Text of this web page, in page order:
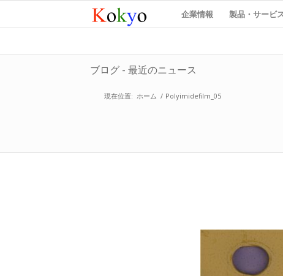
企業情報 製品・サービ
ブログ - 最近のニュース
現在位置: ホーム / Polyimidefilm_05